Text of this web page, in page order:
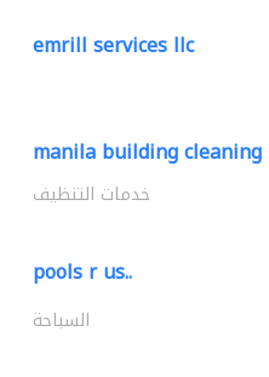
emrill services llc
manila building cleaning
خدمات التنظيف
pools r us..
السباحة